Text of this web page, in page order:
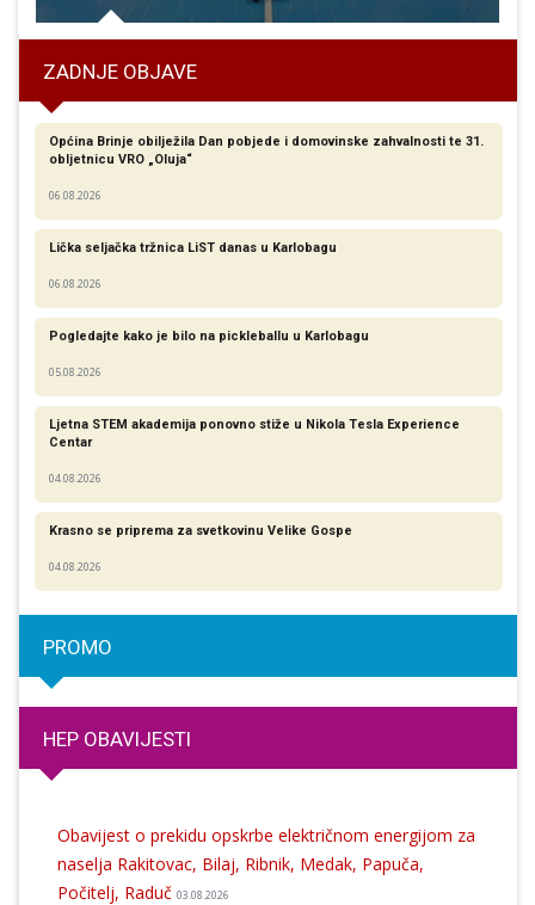
ZADNJE OBJAVE
Općina Brinje obilježila Dan pobjede i domovinske zahvalnosti te 31.
obljetnicu VRO „Oluja“
06.08.2026
Lička seljačka tržnica LiST danas u Karlobagu
06.08.2026
Pogledajte kako je bilo na pickleballu u Karlobagu
05.08.2026
Ljetna STEM akademija ponovno stiže u Nikola Tesla Experience
Centar
04.08.2026
Krasno se priprema za svetkovinu Velike Gospe
04.08.2026
PROMO
HEP OBAVIJESTI
Obavijest o prekidu opskrbe električnom energijom za
naselja Rakitovac, Bilaj, Ribnik, Medak, Papuča,
Počitelj, Raduč 03.08.2026